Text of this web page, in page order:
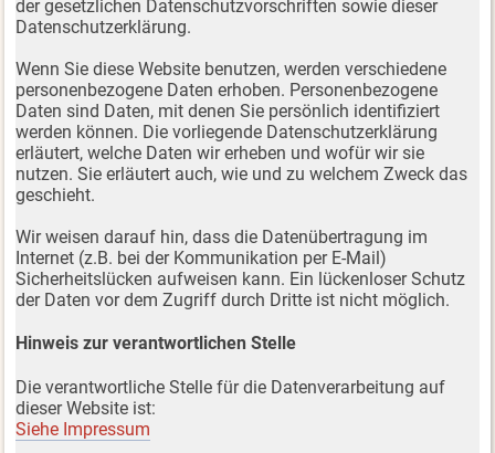
der gesetzlichen Datenschutzvorschriften sowie dieser
Datenschutzerklärung.
Wenn Sie diese Website benutzen, werden verschiedene
personenbezogene Daten erhoben. Personenbezogene
Daten sind Daten, mit denen Sie persönlich identifiziert
werden können. Die vorliegende Datenschutzerklärung
erläutert, welche Daten wir erheben und wofür wir sie
nutzen. Sie erläutert auch, wie und zu welchem Zweck das
geschieht.
Wir weisen darauf hin, dass die Datenübertragung im
Internet (z.B. bei der Kommunikation per E-Mail)
Sicherheitslücken aufweisen kann. Ein lückenloser Schutz
der Daten vor dem Zugriff durch Dritte ist nicht möglich.
Hinweis zur verantwortlichen Stelle
Die verantwortliche Stelle für die Datenverarbeitung auf
dieser Website ist:
Siehe Impressum